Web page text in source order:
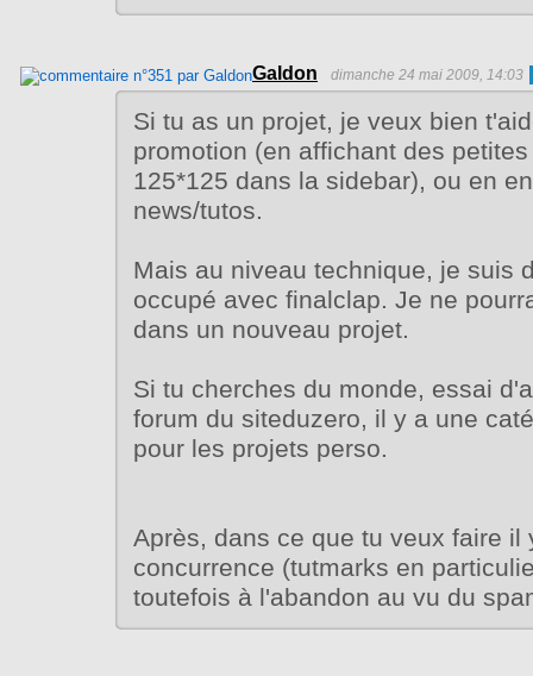
Galdon dimanche 24 mai 2009, 14:03
Si tu as un projet, je veux bien
promotion (en affichant des
125*125 dans la sidebar), ou en
news/tutos.
Mais au niveau technique, je suis
occupé avec finalclap. Je ne
dans un nouveau projet.
Si tu cherches du monde, essai
forum du siteduzero, il y a une
pour les projets perso.
Après, dans ce que tu veux faire il
concurrence (tutmarks en
toutefois à l'abandon au vu du